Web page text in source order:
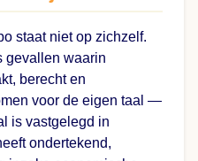
staat niet op zichzelf.
gevallen waarin
berecht en
voor de eigen taal —
is vastgelegd in
ondertekend,